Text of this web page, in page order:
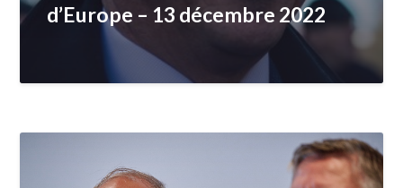
d’Europe – 13 décembre 2022